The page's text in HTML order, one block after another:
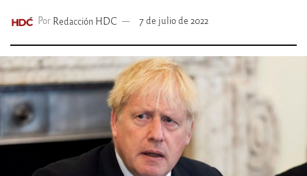
Por Redacción HDC 7 de julio de 2022